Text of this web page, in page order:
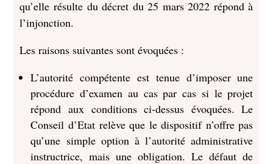
qu’elle résulte du décret du 25 mars 2022 répond à
l’injonction.
Les raisons suivantes sont évoquées :
L’autorité compétente est tenue d’imposer une
procédure d’examen au cas par cas si le projet
répond aux conditions ci-dessus évoquées. Le
Conseil d’Etat relève que le dispositif n’offre pas
qu’une simple option à l’autorité administrative
instructrice, mais une obligation. Le défaut de